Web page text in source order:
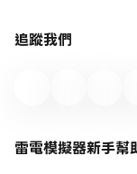
追蹤我們
雷電模擬器新手幫